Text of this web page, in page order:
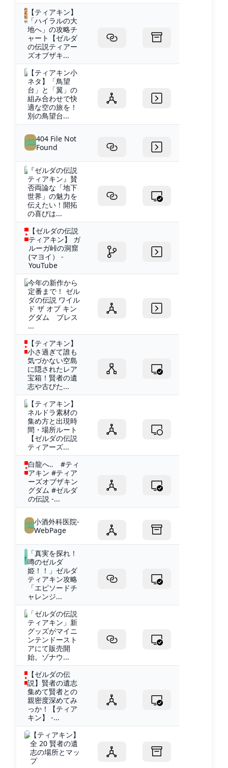
【ティアキン】
「ハイラルの大
地へ」の攻略チ
ャート【ゼルダ
の伝説ティアー
ズオブザキ...
【ティアキン小
ネタ】「鳥望
台」と「翼」の
組み合わせで快
適な空の旅を！
別の鳥望台...
404 File Not
Found
『ゼルダの伝説
ティアキン』賛
否両論な「地下
世界」の魅力を
伝えたい！開拓
の喜びは...
【ゼルダの伝説
ティアキン】 ガ
ルーガ峠の洞窟
(マヨイ） -
YouTube
今年の新作から
定番まで！ ゼル
ダの伝説 ワイル
ド ザ オブ キン
グダム ブレス
...
【ティアキン】
小さ過ぎて誰も
気づかない空島
に隠されたレア
宝箱！賢者の遺
志や古びた...
【ティアキン】
ネルドラ素材の
集め方と出現時
間・場所ルート
【ゼルダの伝説
ティアーズ...
白龍へ‥ #ティ
アキン #ティア
ーズオブザキン
グダム #ゼルダ
の伝説 -...
小酒外科医院-
WebPage
「真実を探れ！
噂のゼルダ
姫！！」ゼルダ
ティアキン攻略
「エピソードチ
ャレンジ...
「ゼルダの伝説
ティアキン」新
グッズがマイニ
ンテンドースト
アにて販売開
始。ゾナウ...
【ゼルダの伝
説】賢者の遺志
集めて賢者との
親密度深めてみ
っか！【ティア
キン】 -...
【ティアキン】
全 20 賢者の遺
志の場所とマッ
プ